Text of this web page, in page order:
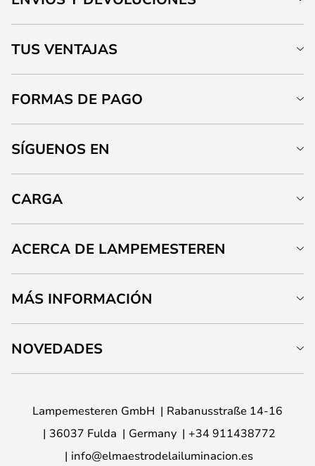
TUS VENTAJAS
FORMAS DE PAGO
SÍGUENOS EN
CARGA
ACERCA DE LAMPEMESTEREN
MÁS INFORMACIÓN
NOVEDADES
Lampemesteren GmbH
Rabanusstraße 14-16
36037 Fulda
Germany
+34 911438772
info@elmaestrodelailuminacion.es